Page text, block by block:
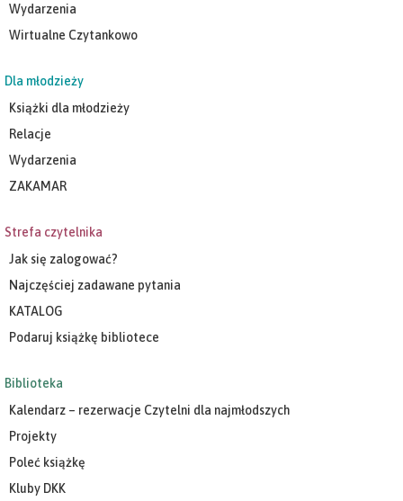
Wydarzenia
Wirtualne Czytankowo
Dla młodzieży
Książki dla młodzieży
Relacje
Wydarzenia
ZAKAMAR
Strefa czytelnika
Jak się zalogować?
Najczęściej zadawane pytania
KATALOG
Podaruj książkę bibliotece
Biblioteka
Kalendarz – rezerwacje Czytelni dla najmłodszych
Projekty
Poleć książkę
Kluby DKK